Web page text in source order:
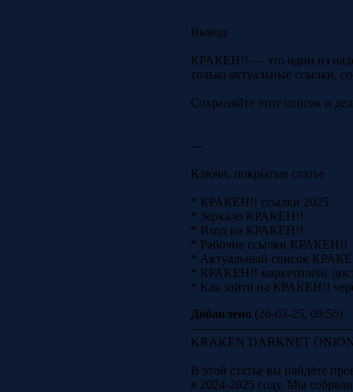
Вывод
КРАКЕН!! — это один из
только актуальные ссылки,
Сохраняйте этот список и
---
Ключи, покрытые статье
* КРАКЕН!! ссылки 2025
* Зеркало КРАКЕН!!
* Вход на КРАКЕН!!
* Рабочие ссылки КРАКЕН!!
* Актуальный список
* КРАКЕН!! маркетплейс
* Как зайти на КРАКЕН!!
Добавлено (26-03-25, 09:56)
KRAKEN DARKNET
В этой статье вы найдёте
в 2024-2025 году. Мы